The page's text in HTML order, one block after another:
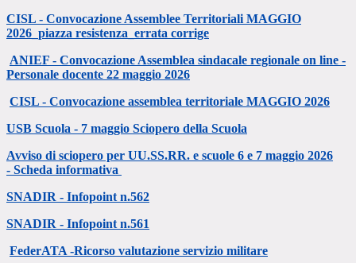
CISL - Convocazione Assemblee Territoriali MAGGIO
2026_piazza resistenza_errata corrige
ANIEF - Convocazione Assemblea sindacale regionale on line -
Personale docente 22 maggio 2026
CISL - Convocazione assemblea territoriale MAGGIO 2026
USB Scuola - 7 maggio Sciopero della Scuola
Avviso di sciopero per UU.SS.RR. e scuole 6 e 7 maggio 2026
- Scheda informativa
SNADIR - Infopoint n.562
SNADIR - Infopoint n.561
FederATA -Ricorso valutazione servizio militare